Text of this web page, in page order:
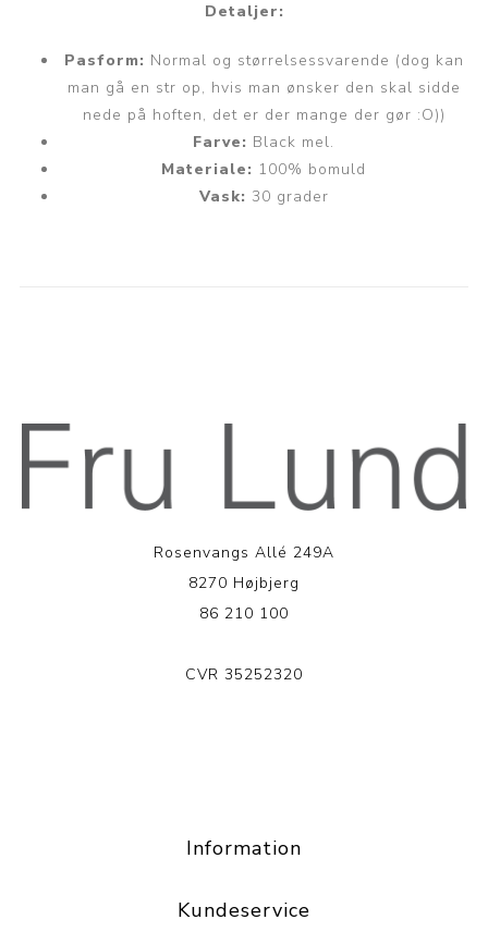
Detaljer:
Pasform: Normal og størrelsessvarende (dog kan
man gå en str op, hvis man ønsker den skal sidde
nede på hoften, det er der mange der gør :O))
Farve: Black mel.
Materiale: 100% bomuld
Vask: 30 grader
Rosenvangs Allé 249A
8270 Højbjerg
86 210 100
CVR 35252320
Information
Kundeservice